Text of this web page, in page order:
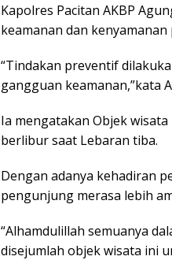
Kapolres Pacitan AKBP
keamanan dan
“Tindakan preventif
gangguan keamanan,”kata
Ia mengatakan Objek
berlibur saat Lebaran tiba.
Dengan adanya kehadiran
pengunjung merasa lebih
“Alhamdulillah semuanya
disejumlah objek wisata ini